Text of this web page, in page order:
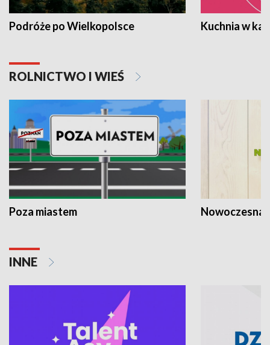
Podróże po Wielkopolsce Kuchnia w
ROLNICTWO I WIEŚ
Poza miastem Nowoczesna
INNE